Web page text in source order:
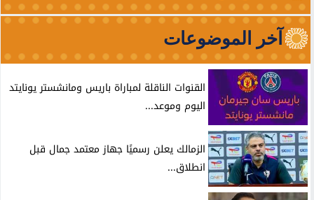
آخر الموضوعات
القنوات الناقلة لمباراة باريس ومانشستر يونايتد
اليوم وموعد...
الزمالك يعلن رسميًا جهاز معتمد جمال قبل
انطلاق...